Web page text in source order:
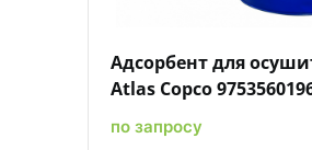
Адсорбент для
Atlas Copco
по запросу